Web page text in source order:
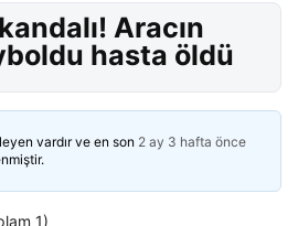
Aracın
hasta öldü
vardır ve en son 2 ay 3 hafta önce
1)